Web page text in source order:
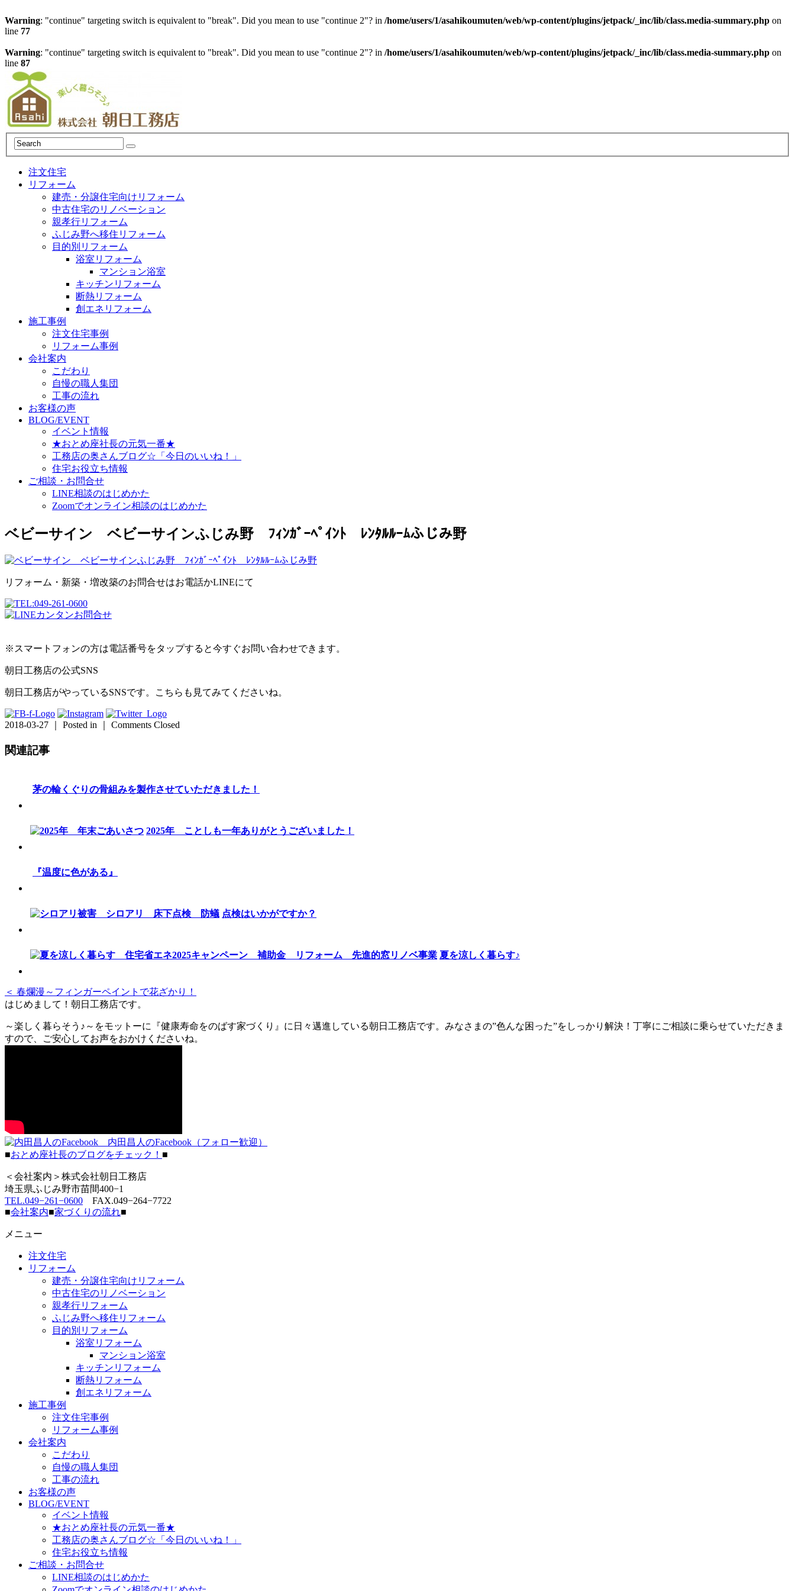
Warning: "continue" targeting switch is equivalent to "break". Did you mean to use "continue 2"? in /home/users/1/asahikoumuten/web/wp-content/plugins/jetpack/_inc/lib/class.media-summary.php on
line 77
Warning: "continue" targeting switch is equivalent to "break". Did you mean to use "continue 2"? in /home/users/1/asahikoumuten/web/wp-content/plugins/jetpack/_inc/lib/class.media-summary.php on
line 87
注文住宅
リフォーム
建売・分譲住宅向けリフォーム
中古住宅のリノベーション
親孝行リフォーム
ふじみ野へ移住リフォーム
目的別リフォーム
浴室リフォーム
マンション浴室
キッチンリフォーム
断熱リフォーム
創エネリフォーム
施工事例
注文住宅事例
リフォーム事例
会社案内
こだわり
自慢の職人集団
工事の流れ
お客様の声
BLOG/EVENT
イベント情報
★おとめ座社長の元気一番★
工務店の奥さんブログ☆「今日のいいね！」
住宅お役立ち情報
ご相談・お問合せ
LINE相談のはじめかた
Zoomでオンライン相談のはじめかた
ベビーサイン ベビーサインふじみ野 ﾌｨﾝｶﾞｰﾍﾟｲﾝﾄ ﾚﾝﾀﾙﾙｰﾑふじみ野
リフォーム・新築・増改築のお問合せはお電話かLINEにて
※スマートフォンの方は電話番号をタップすると今すぐお問い合わせできます。
朝日工務店の公式SNS
朝日工務店がやっているSNSです。こちらも見てみてくださいね。
2018-03-27 ｜ Posted in ｜ Comments Closed
関連記事
茅の輪くぐりの骨組みを製作させていただきました！
2025年 ことしも一年ありがとうございました！
『温度に色がある』
点検はいかがですか？
夏を涼しく暮らす♪
＜ 春爛漫～フィンガーペイントで花ざかり！
はじめまして！朝日工務店です。
～楽しく暮らそう♪～をモットーに『健康寿命をのばす家づくり』に日々邁進している朝日工務店です。みなさまの”色んな困った”をしっかり解決！丁寧にご相談に乗らせていただきま
すので、ご安心してお声をおかけくださいね。
内田昌人のFacebook（フォロー歓迎）
■おとめ座社長のブログをチェック！ ■
＜会社案内＞株式会社朝日工務店
埼玉県ふじみ野市苗間400−1
TEL.049−261−0600 FAX.049−264−7722
■会社案内■家づくりの流れ■
メニュー
注文住宅
リフォーム
建売・分譲住宅向けリフォーム
中古住宅のリノベーション
親孝行リフォーム
ふじみ野へ移住リフォーム
目的別リフォーム
浴室リフォーム
マンション浴室
キッチンリフォーム
断熱リフォーム
創エネリフォーム
施工事例
注文住宅事例
リフォーム事例
会社案内
こだわり
自慢の職人集団
工事の流れ
お客様の声
BLOG/EVENT
イベント情報
★おとめ座社長の元気一番★
工務店の奥さんブログ☆「今日のいいね！」
住宅お役立ち情報
ご相談・お問合せ
LINE相談のはじめかた